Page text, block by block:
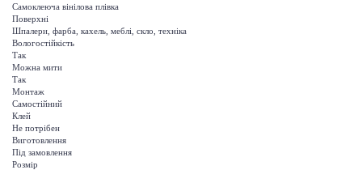
Самоклеюча вінілова плівка
Поверхні
Шпалери, фарба, кахель, меблі, скло, техніка
Вологостійкість
Так
Можна мити
Так
Монтаж
Самостійний
Клей
Не потрібен
Виготовлення
Під замовлення
Розмір